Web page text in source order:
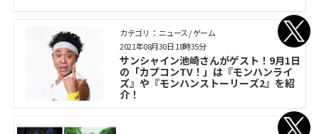
カテゴリ： ニュース / ゲーム
サンシャイン池崎さんがゲスト！9月1日
の「カプコンTV！」は『モンハンライ
ズ』や『モンハンストーリーズ2』を紹
介！
2021年08月30日 18時35分